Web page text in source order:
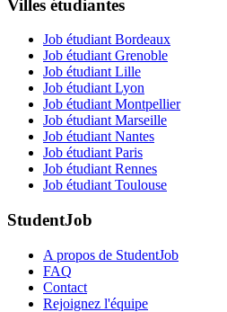
Villes étudiantes
Job étudiant Bordeaux
Job étudiant Grenoble
Job étudiant Lille
Job étudiant Lyon
Job étudiant Montpellier
Job étudiant Marseille
Job étudiant Nantes
Job étudiant Paris
Job étudiant Rennes
Job étudiant Toulouse
StudentJob
A propos de StudentJob
FAQ
Contact
Rejoignez l'équipe